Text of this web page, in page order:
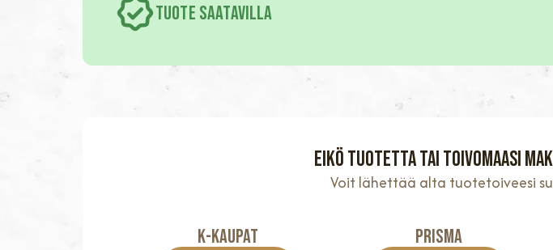
TUOTE SAATAVILLA
Eikö tuotetta tai toivomaasi
Voit lähettää alta tuotetoiveesi
K-KaupaT Prisma